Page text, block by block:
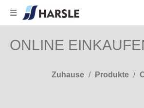
ONLINE
Zuhause / Produkte /